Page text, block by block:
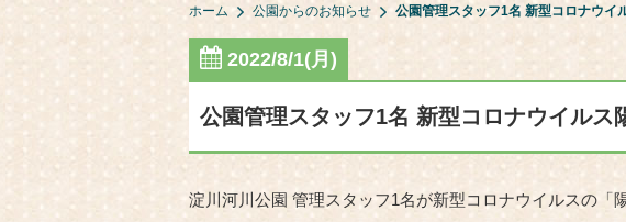
ホーム 公園からのお知らせ 公園管理スタッフ1名 新型コロナウイ
2022/8/1(月)
公園管理スタッフ1名 新型コロナウイルス
淀川河川公園 管理スタッフ1名が新型コロナウイルスの「